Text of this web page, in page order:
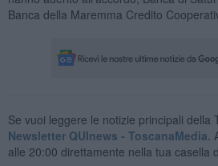
Banca della Maremma Credito
Se vuoi leggere le notizie principali della
Newsletter QUInews - ToscanaMedia.
alle 20:00 direttamente nella tua casella